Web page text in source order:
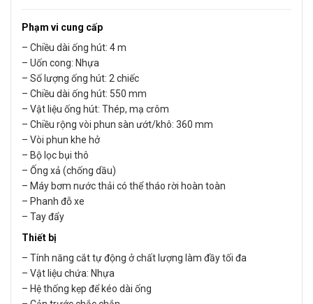
Phạm vi cung cấp
– Chiều dài ống hút: 4 m
– Uốn cong: Nhựa
– Số lượng ống hút: 2 chiếc
– Chiều dài ống hút: 550 mm
– Vật liệu ống hút: Thép, mạ crôm
– Chiều rộng vòi phun sàn ướt/khô: 360 mm
– Vòi phun khe hở
– Bộ lọc bụi thô
– Ống xả (chống dầu)
– Máy bơm nước thải có thể tháo rời hoàn toàn
– Phanh đỗ xe
– Tay đẩy
Thiết bị
– Tính năng cắt tự động ở chất lượng làm đầy tối đa
– Vật liệu chứa: Nhựa
– Hệ thống kẹp để kéo dài ống